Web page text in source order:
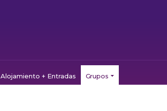
Alojamiento + Entradas Grupos